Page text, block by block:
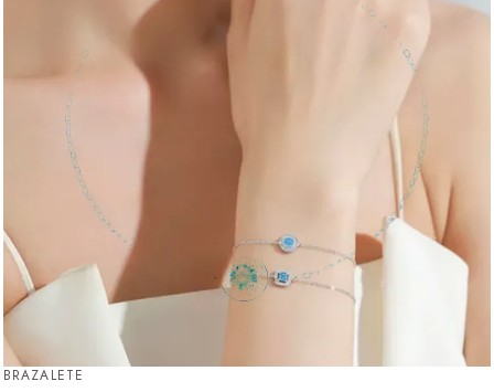
BRAZALETE